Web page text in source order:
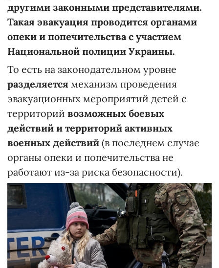
другими законными представителями.
Такая эвакуация проводится органами
опеки и попечительства с участием
Национальной полиции Украины.
То есть на законодательном уровне
разделяется механизм проведения
эвакуационных мероприятий детей с
территорий возможных боевых
действий и территорий активных
военных действий (в последнем случае
органы опеки и попечительства не
работают из-за риска безопасности).